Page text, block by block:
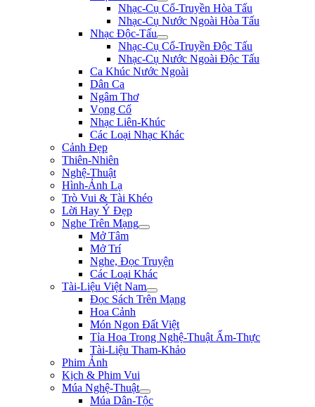
Nhạc-Cụ Cổ-Truyền Hòa Tấu
Nhạc-Cụ Nước Ngoài Hòa Tấu
Nhạc Độc-Tấu
Nhạc-Cụ Cổ-Truyền Độc Tấu
Nhạc-Cụ Nước Ngoài Độc Tấu
Ca Khúc Nước Ngoài
Dân Ca
Ngâm Thơ
Vọng Cổ
Nhạc Liên-Khúc
Các Loại Nhạc Khác
Cảnh Đẹp
Thiên-Nhiên
Nghệ-Thuật
Hình-Ảnh Lạ
Trò Vui & Tài Khéo
Lời Hay Ý Đẹp
Nghe Trên Mạng
Mở Tâm
Mở Trí
Nghe, Đọc Truyện
Các Loại Khác
Tài-Liệu Việt Nam
Đọc Sách Trên Mạng
Hoa Cảnh
Món Ngon Đất Việt
Tỉa Hoa Trong Nghệ-Thuật Ẩm-Thực
Tài-Liệu Tham-Khảo
Phim Ảnh
Kịch & Phim Vui
Múa Nghệ-Thuật
Múa Dân-Tộc